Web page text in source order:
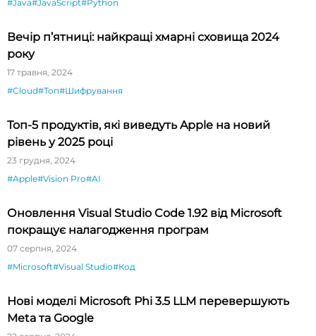
#Java#JavaScript#Python
Вечір п’ятниці: найкращі хмарні сховища 2024
року
17 травня, 2024
#Cloud#Топ#Шифрування
Топ-5 продуктів, які виведуть Apple на новий
рівень у 2025 році
23 грудня, 2024
#Apple#Vision Pro#AI
Оновлення Visual Studio Code 1.92 від Microsoft
покращує налагодження програм
07 серпня, 2024
#Microsoft#Visual Studio#Код
Нові моделі Microsoft Phi 3.5 LLM перевершують
Meta та Google